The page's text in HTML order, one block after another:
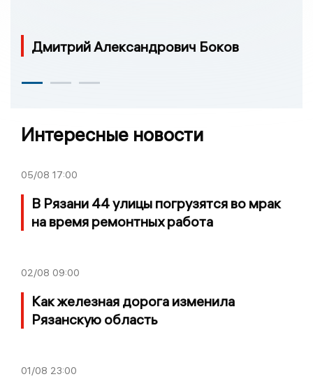
Дмитрий Александрович Боков
Интересные новости
05/08 17:00
В Рязани 44 улицы погрузятся во мрак
на время ремонтных работа
02/08 09:00
Как железная дорога изменила
Рязанскую область
01/08 23:00